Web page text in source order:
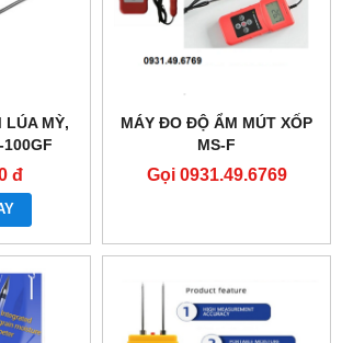
LÚA MỲ,
100GF
đ
MÁY ĐO ĐỘ ẨM MÚT XỐP
MS-F
Gọi 0931.49.6769